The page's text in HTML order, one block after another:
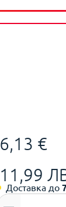
6,13 €
11,99
Доставка до